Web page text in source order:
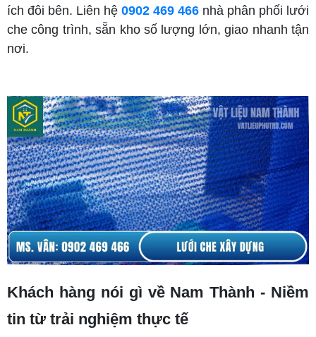
ích đôi bên. Liên hệ 0902 469 466 nhà phân phối lưới
che công trình, sẵn kho số lượng lớn, giao nhanh tận
nơi.
Khách hàng nói gì về Nam Thành - Niềm
tin từ trải nghiệm thực tế